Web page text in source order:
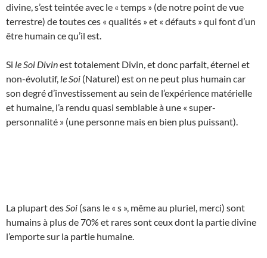
divine, s’est teintée avec le « temps » (de notre point de vue
terrestre) de toutes ces « qualités » et « défauts » qui font d’un
être humain ce qu’il est.
Si le Soi Divinest totalement Divin, et donc parfait, éternel et
non-évolutif, le Soi (Naturel) est on ne peut plus humain car
son degré d’investissement au sein de l’expérience matérielle
et humaine, l’a rendu quasi semblable à une « super-
personnalité » (une personne mais en bien plus puissant).
La plupart des Soi (sans le « s », même au pluriel, merci) sont
humains à plus de 70% et rares sont ceux dont la partie divine
l’emporte sur la partie humaine.